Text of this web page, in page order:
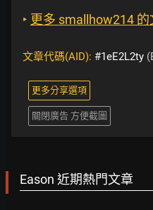
‣ 更多 smallhow214 的
文章代碼(AID): #1eE2L2ty
更多分享選項
關閉廣告 方便截圖
Eason 近期熱門文章